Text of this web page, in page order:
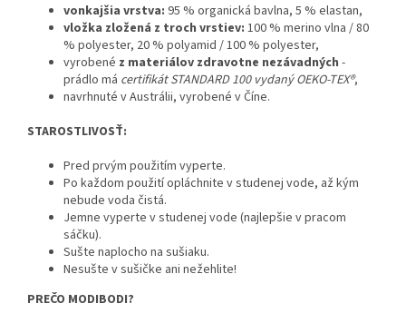
vonkajšia vrstva: 95 % organická bavlna, 5 % elastan,
vložka zložená z troch vrstiev: 100 % merino vlna / 80
% polyester, 20 % polyamid / 100 % polyester,
vyrobené z materiálov zdravotne nezávadných -
prádlo má certifikát STANDARD 100 vydaný OEKO-TEX®,
navrhnuté v Austrálii, vyrobené v Číne.
STAROSTLIVOSŤ:
Pred prvým použitím vyperte.
Po každom použití opláchnite v studenej vode, až kým
nebude voda čistá.
Jemne vyperte v studenej vode (najlepšie v pracom
sáčku).
Sušte naplocho na sušiaku.
Nesušte v sušičke ani nežehlite!
PREČO MODIBODI?